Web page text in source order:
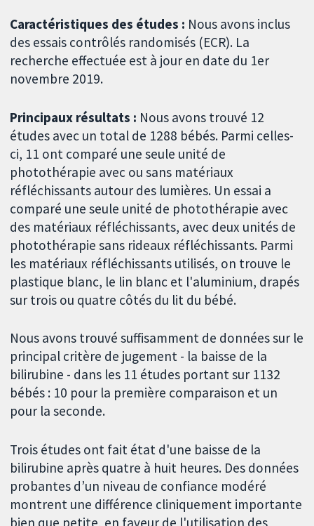
Caractéristiques des études : Nous avons inclus
des essais contrôlés randomisés (ECR). La
recherche effectuée est à jour en date du 1er
novembre 2019.
Principaux résultats : Nous avons trouvé 12
études avec un total de 1288 bébés. Parmi celles-
ci, 11 ont comparé une seule unité de
photothérapie avec ou sans matériaux
réfléchissants autour des lumières. Un essai a
comparé une seule unité de photothérapie avec
des matériaux réfléchissants, avec deux unités de
photothérapie sans rideaux réfléchissants. Parmi
les matériaux réfléchissants utilisés, on trouve le
plastique blanc, le lin blanc et l'aluminium, drapés
sur trois ou quatre côtés du lit du bébé.
Nous avons trouvé suffisamment de données sur le
principal critère de jugement - la baisse de la
bilirubine - dans les 11 études portant sur 1132
bébés : 10 pour la première comparaison et un
pour la seconde.
Trois études ont fait état d'une baisse de la
bilirubine après quatre à huit heures. Des données
probantes d’un niveau de confiance modéré
montrent une différence cliniquement importante
bien que petite, en faveur de l'utilisation des